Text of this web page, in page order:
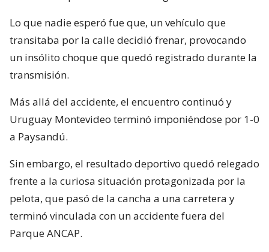
Lo que nadie esperó fue que, un vehículo que
transitaba por la calle decidió frenar, provocando
un insólito choque que quedó registrado durante la
transmisión.
Más allá del accidente, el encuentro continuó y
Uruguay Montevideo terminó imponiéndose por 1-0
a Paysandú.
Sin embargo, el resultado deportivo quedó relegado
frente a la curiosa situación protagonizada por la
pelota, que pasó de la cancha a una carretera y
terminó vinculada con un accidente fuera del
Parque ANCAP.